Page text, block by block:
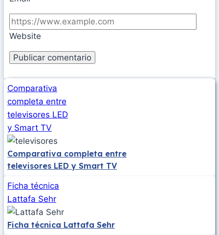
Website
Comparativa
completa entre
televisores LED
y Smart TV
Comparativa completa entre
televisores LED y Smart TV
Ficha técnica
Lattafa Sehr
Ficha técnica Lattafa Sehr